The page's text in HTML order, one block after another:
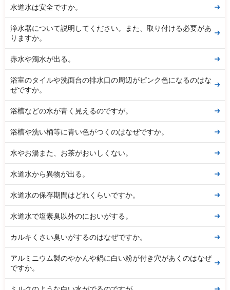
水道水は安全ですか。
浄水器について説明してください。また、取り付ける必要があ
りますか。
赤水や濁水が出る。
浴室のタイルや洗面台の排水口の周辺がピンク色になるのはな
ぜですか。
浴槽などの水が青く見えるのですが。
浴槽や洗い桶等に青い色がつくのはなぜですか。
水やお湯また、お茶がおいしくない。
水道水から異物が出る。
水道水の保存期間はどれくらいですか。
水道水で塩素臭以外のにおいがする。
カルキくさい臭いがするのはなぜですか。
アルミニウム製のやかんや鍋に白い粉が付き穴があくのはなぜ
ですか。